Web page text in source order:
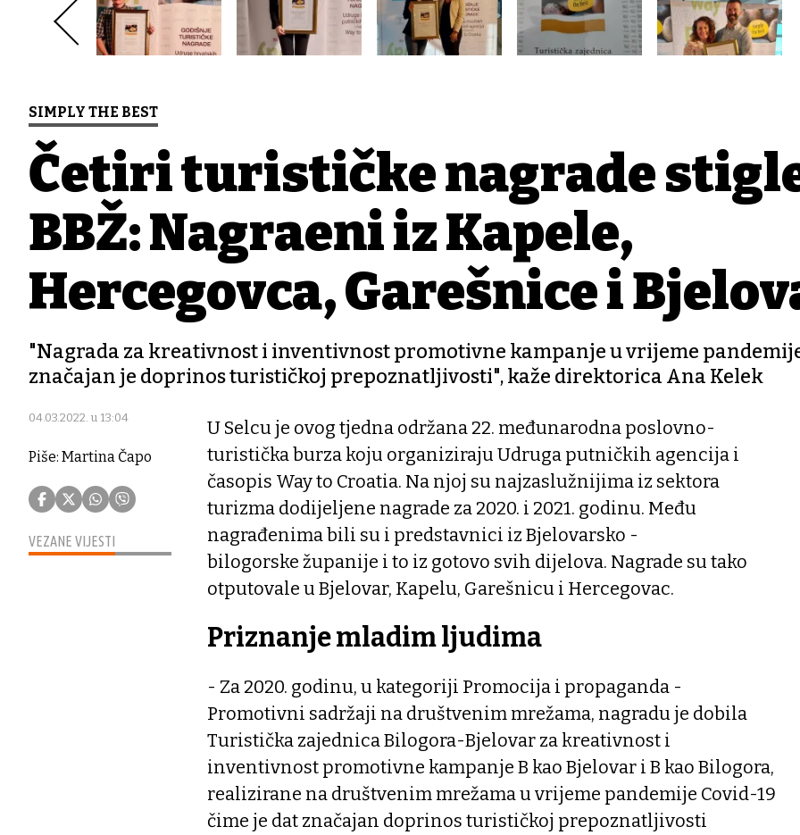
SIMPLY THE BEST
Četiri turističke nagrade
BBŽ: Nagrađeni iz Kapele,
Hercegovca, Garešnice i
"Nagrada za kreativnost i inventivnost promotivne kampanje u vrijeme
značajan je doprinos turističkoj prepoznatljivosti", kaže direktorica Ana Kelek
04.03.2022. u 13:04
Piše: Martina Čapo
VEZANE VIJESTI
U Selcu je ovog tjedna održana 22. međunarodna poslovno-
turistička burza koju organiziraju Udruga putničkih agencija i
časopis Way to Croatia. Na njoj su najzaslužnijima iz sektora
turizma dodijeljene nagrade za 2020. i 2021. godinu. Među
nagrađenima bili su i predstavnici iz Bjelovarsko -
bilogorske županije i to iz gotovo svih dijelova. Nagrade su tako
otputovale u Bjelovar, Kapelu, Garešnicu i Hercegovac.
Priznanje mladim ljudima
- Za 2020. godinu, u kategoriji Promocija i propaganda -
Promotivni sadržaji na društvenim mrežama, nagradu je dobila
Turistička zajednica Bilogora-Bjelovar za kreativnost i
inventivnost promotivne kampanje B kao Bjelovar i B kao Bilogora,
realizirane na društvenim mrežama u vrijeme pandemije Covid-19
čime je dat značajan doprinos turističkoj prepoznatljivosti